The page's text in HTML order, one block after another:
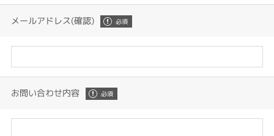
メールアドレス(確認)
お問い合わせ内容